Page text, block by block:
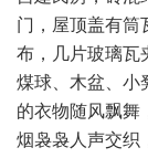
门，屋顶盖有筒
布，几片玻璃瓦
煤球、木盆、小
的衣物随风飘舞
烟袅袅人声交织